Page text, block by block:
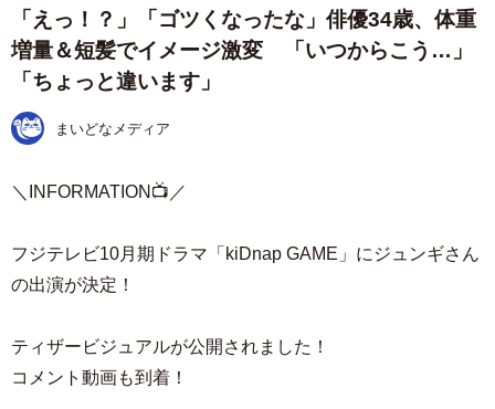
「えっ！？」「ゴツくなったな」俳優34歳、体重
増量＆短髪でイメージ激変 「いつからこう…」
「ちょっと違います」
まいどなメディア
＼INFORMATION📺／
フジテレビ10月期ドラマ「kiDnap GAME」にジュンギさん
の出演が決定！
ティザービジュアルが公開されました！
コメント動画も到着！